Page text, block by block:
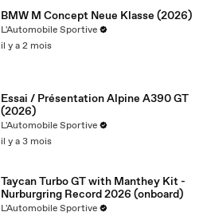
BMW M Concept Neue Klasse (2026)
L'Automobile Sportive
il y a 2 mois
Essai / Présentation Alpine A390 GT
(2026)
L'Automobile Sportive
il y a 3 mois
Taycan Turbo GT with Manthey Kit -
Nurburgring Record 2026 (onboard)
L'Automobile Sportive